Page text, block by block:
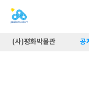
(사)평화박물관 공